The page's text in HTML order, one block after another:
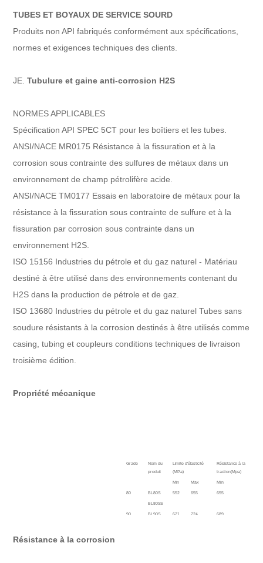
TUBES ET BOYAUX DE SERVICE SOURD
Produits non API fabriqués conformément aux spécifications,
normes et exigences techniques des clients.
JE. Tubulure et gaine anti-corrosion H2S
NORMES APPLICABLES
Spécification API SPEC 5CT pour les boîtiers et les tubes.
ANSI/NACE MR0175 Résistance à la fissuration et à la
corrosion sous contrainte des sulfures de métaux dans un
environnement de champ pétrolifère acide.
ANSI/NACE TM0177 Essais en laboratoire de métaux pour la
résistance à la fissuration sous contrainte de sulfure et à la
fissuration par corrosion sous contrainte dans un
environnement H2S.
ISO 15156 Industries du pétrole et du gaz naturel - Matériau
destiné à être utilisé dans des environnements contenant du
H2S dans la production de pétrole et de gaz.
ISO 13680 Industries du pétrole et du gaz naturel Tubes sans
soudure résistants à la corrosion destinés à être utilisés comme
casing, tubing et coupleurs conditions techniques de livraison
troisième édition.
Propriété mécanique
Grade
Nom du
produit
Limite d'élasticité
(MPa)
Résistance à la
traction(Mpa)
Min Max Min
80 BL80S 552 655 655
BL80SS
90 BL90S 621 724 689
Résistance à la corrosion